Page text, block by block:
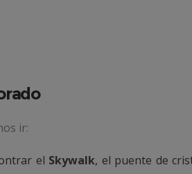
ir:
el Skywalk, el puente de